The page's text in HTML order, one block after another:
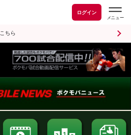
ログイン
ちら